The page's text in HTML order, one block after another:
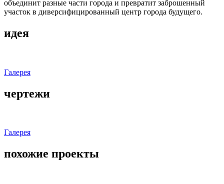
объединит разные части города и превратит заброшенный
участок в диверсифицированный центр города будущего.
идея
Галерея
чертежи
Галерея
похожие проекты